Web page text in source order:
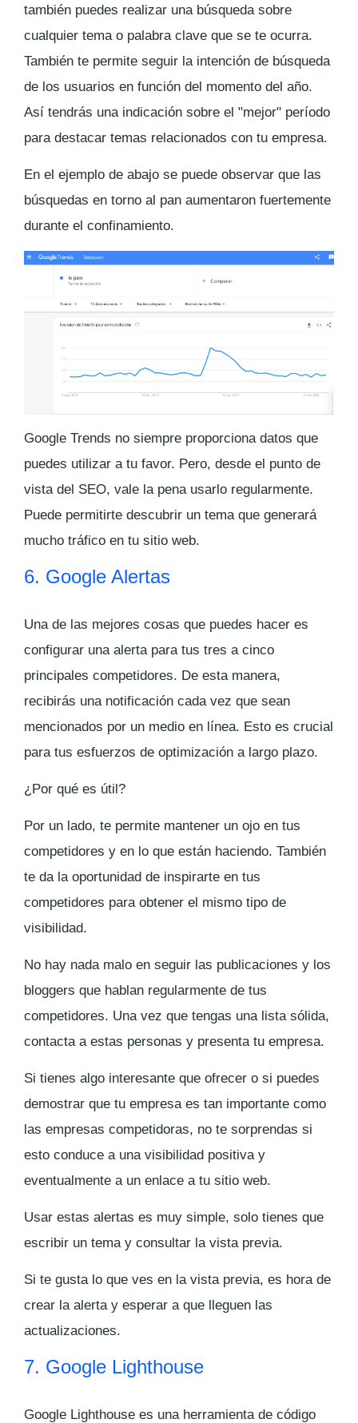
también puedes realizar una búsqueda sobre
cualquier tema o palabra clave que se te ocurra.
También te permite seguir la intención de búsqueda
de los usuarios en función del momento del año.
Así tendrás una indicación sobre el "mejor" período
para destacar temas relacionados con tu empresa.
En el ejemplo de abajo se puede observar que las
búsquedas en torno al pan aumentaron fuertemente
durante el confinamiento.
Google Trends no siempre proporciona datos que
puedes utilizar a tu favor. Pero, desde el punto de
vista del SEO, vale la pena usarlo regularmente.
Puede permitirte descubrir un tema que generará
mucho tráfico en tu sitio web.
6. Google Alertas
Una de las mejores cosas que puedes hacer es
configurar una alerta para tus tres a cinco
principales competidores. De esta manera,
recibirás una notificación cada vez que sean
mencionados por un medio en línea. Esto es crucial
para tus esfuerzos de optimización a largo plazo.
¿Por qué es útil?
Por un lado, te permite mantener un ojo en tus
competidores y en lo que están haciendo. También
te da la oportunidad de inspirarte en tus
competidores para obtener el mismo tipo de
visibilidad.
No hay nada malo en seguir las publicaciones y los
bloggers que hablan regularmente de tus
competidores. Una vez que tengas una lista sólida,
contacta a estas personas y presenta tu empresa.
Si tienes algo interesante que ofrecer o si puedes
demostrar que tu empresa es tan importante como
las empresas competidoras, no te sorprendas si
esto conduce a una visibilidad positiva y
eventualmente a un enlace a tu sitio web.
Usar estas alertas es muy simple, solo tienes que
escribir un tema y consultar la vista previa.
Si te gusta lo que ves en la vista previa, es hora de
crear la alerta y esperar a que lleguen las
actualizaciones.
7. Google Lighthouse
Google Lighthouse es una herramienta de código